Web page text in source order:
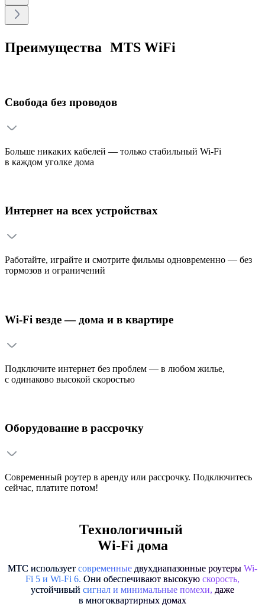
Преимущества MTS WiFi
Свобода без проводов
Больше никаких кабелей — только стабильный Wi-Fi
в каждом уголке дома
Интернет на всех устройствах
Работайте, играйте и смотрите фильмы одновременно — без
тормозов и ограничений
Wi-Fi везде — дома и в квартире
Подключите интернет без проблем — в любом жилье,
с одинаково высокой скоростью
Оборудование в рассрочку
Современный роутер в аренду или рассрочку. Подключитесь
сейчас, платите потом!
Технологичный
Wi-Fi дома
МТС использует современные двухдиапазонные роутеры Wi-
Fi 5 и Wi-Fi 6. Они обеспечивают высокую скорость,
устойчивый сигнал и минимальные помехи, даже
в многоквартирных домах